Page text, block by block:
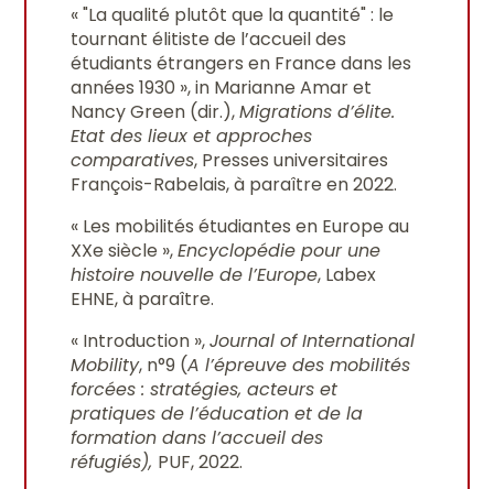
« "La qualité plutôt que la quantité" : le
tournant élitiste de l’accueil des
étudiants étrangers en France dans les
années 1930 », in Marianne Amar et
Nancy Green (dir.),Migrations d’élite.
Etat des lieux et approches
comparatives, Presses universitaires
François-Rabelais, à paraître en 2022.
« Les mobilités étudiantes en Europe au
XXe siècle »,Encyclopédie pour une
histoire nouvelle de l’Europe, Labex
EHNE, à paraître.
« Introduction »,Journal of International
Mobility, n°9 (A l’épreuve des mobilités
forcées : stratégies, acteurs et
pratiques de l’éducation et de la
formation dans l’accueil des
réfugiés), PUF, 2022.